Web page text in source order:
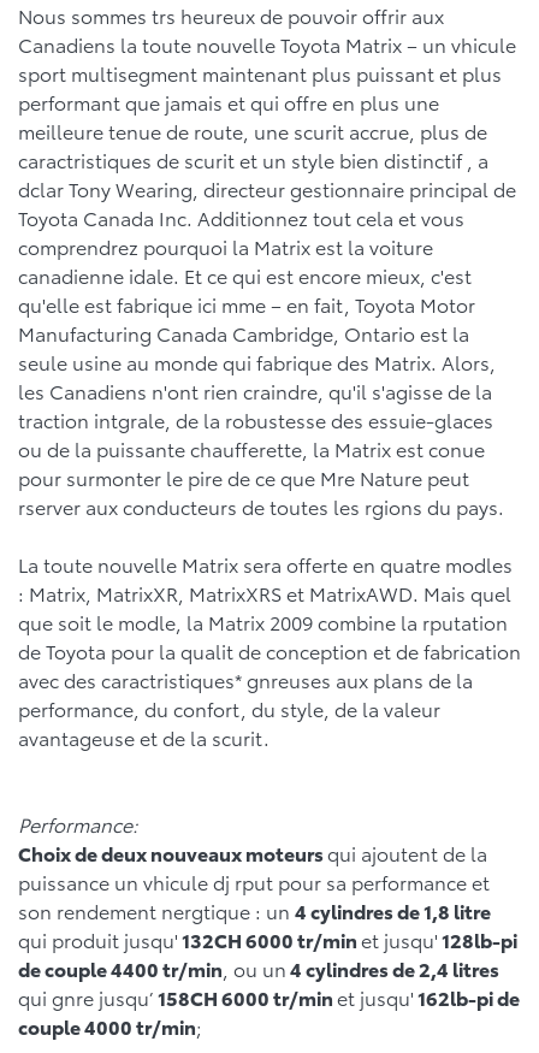
Nous sommes trs heureux de pouvoir offrir aux
Canadiens la toute nouvelle Toyota Matrix – un vhicule
sport multisegment maintenant plus puissant et plus
performant que jamais et qui offre en plus une
meilleure tenue de route, une scurit accrue, plus de
caractristiques de scurit et un style bien distinctif , a
dclar Tony Wearing, directeur gestionnaire principal de
Toyota Canada Inc. Additionnez tout cela et vous
comprendrez pourquoi la Matrix est la voiture
canadienne idale. Et ce qui est encore mieux, c'est
qu'elle est fabrique ici mme – en fait, Toyota Motor
Manufacturing Canada Cambridge, Ontario est la
seule usine au monde qui fabrique des Matrix. Alors,
les Canadiens n'ont rien craindre, qu'il s'agisse de la
traction intgrale, de la robustesse des essuie-glaces
ou de la puissante chaufferette, la Matrix est conue
pour surmonter le pire de ce que Mre Nature peut
rserver aux conducteurs de toutes les rgions du pays.
La toute nouvelle Matrix sera offerte en quatre modles
: Matrix, MatrixXR, MatrixXRS et MatrixAWD. Mais quel
que soit le modle, la Matrix 2009 combine la rputation
de Toyota pour la qualit de conception et de fabrication
avec des caractristiques* gnreuses aux plans de la
performance, du confort, du style, de la valeur
avantageuse et de la scurit.
Performance:
Choix de deux nouveaux moteursqui ajoutent de la
puissance un vhicule dj rput pour sa performance et
son rendement nergtique : un 4 cylindres de 1,8 litre
qui produit jusqu'132CH6000 tr/minet jusqu'128lb-pi
de couple 4400 tr/min , ou un4 cylindres de 2,4 litres
qui gnre jusqu’158CH6000 tr/minet jusqu'162lb-pi de
couple4000 tr/min;